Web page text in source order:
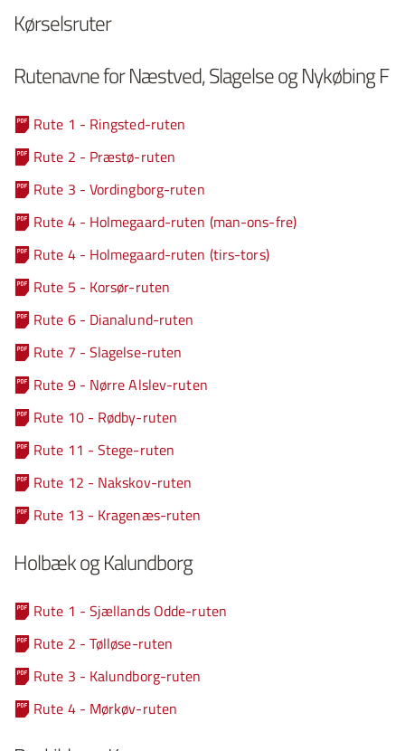
Kørselsruter
Rutenavne for Næstved, Slagelse og Nykøbing F
Rute 1 - Ringsted-ruten
Rute 2 - Præstø-ruten
Rute 3 - Vordingborg-ruten
Rute 4 - Holmegaard-ruten (man-ons-fre)
Rute 4 - Holmegaard-ruten (tirs-tors)
Rute 5 - Korsør-ruten
Rute 6 - Dianalund-ruten
Rute 7 - Slagelse-ruten
Rute 9 - Nørre Alslev-ruten
Rute 10 - Rødby-ruten
Rute 11 - Stege-ruten
Rute 12 - Nakskov-ruten
Rute 13 - Kragenæs-ruten
Holbæk og Kalundborg
Rute 1 - Sjællands Odde-ruten
Rute 2 - Tølløse-ruten
Rute 3 - Kalundborg-ruten
Rute 4 - Mørkøv-ruten